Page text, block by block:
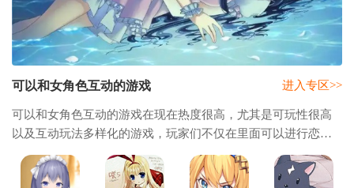
可以和女角色互动的游戏
可以和女角色互动的游戏在现在热度很高，尤其是可玩性很高
以及互动玩法多样化的游戏，玩家们不仅在里面可以进行恋
爱，还可以体验到被角色关心的温暖，为了让大家能够玩到优
质的和女角色互动手游，小编已经将符合条件
进入专区>>